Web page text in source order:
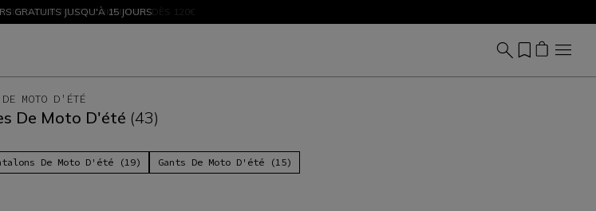
JUSQU'À-50 % – ACHETEZ MAINTENANT
GRATUITS JUSQU'À 15 JOURS
MOTO D'ÉTÉ
De Moto D'été (43)
De Moto D'été (19) Gants De Moto D'été (15)